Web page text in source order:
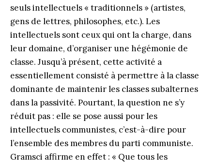
seuls intellectuels « traditionnels » (artistes,
gens de lettres, philosophes, etc.). Les
intellectuels sont ceux qui ont la charge, dans
leur domaine, d’organiser une hégémonie de
classe. Jusqu’à présent, cette activité a
essentiellement consisté à permettre à la classe
dominante de maintenir les classes subalternes
dans la passivité. Pourtant, la question ne s’y
réduit pas : elle se pose aussi pour les
intellectuels communistes, c’est-à-dire pour
l’ensemble des membres du parti communiste.
Gramsci affirme en effet : « Que tous les